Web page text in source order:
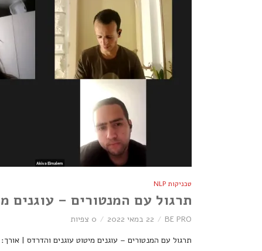
טכניקות NLP
תרגול עם המנטורים – עוגנים
BE PRO 22 במאי 2022
0 צפיות
תרגול עם המנטורים – עוגנים מיטוט עוגנים והדרדס | אורך: 02:07:13 | BE PRO | 126 צפיות